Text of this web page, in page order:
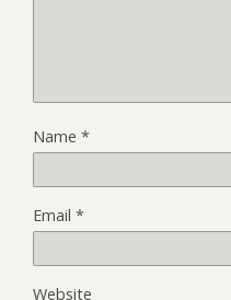
Name *
Email *
Website